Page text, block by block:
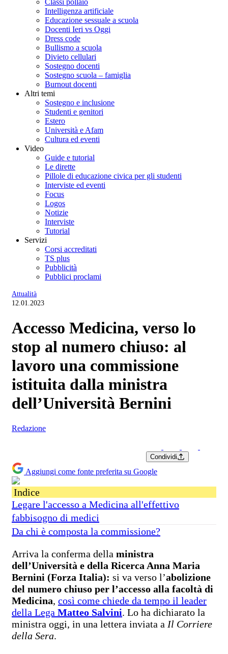
Classi pollaio
Intelligenza artificiale
Educazione sessuale a scuola
Docenti Ieri vs Oggi
Dress code
Bullismo a scuola
Divieto cellulari
Sostegno docenti
Sostegno scuola – famiglia
Burnout docenti
Altri temi
Sostegno e inclusione
Studenti e genitori
Estero
Università e Afam
Cultura ed eventi
Video
Guide e tutorial
Le dirette
Pillole di educazione civica per gli studenti
Interviste ed eventi
Focus
Logos
Notizie
Interviste
Tutorial
Servizi
Corsi accreditati
TS plus
Pubblicità
Pubblici proclami
Attualità
12.01.2023
Accesso Medicina, verso lo
stop al numero chiuso: al
lavoro una commissione
istituita dalla ministra
dell’Università Bernini
Redazione
Condividi
Aggiungi come fonte preferita su Google
Indice
Legare l'accesso a Medicina all'effettivo
fabbisogno di medici
Da chi è composta la commissione?
Arriva la conferma della ministra
dell’Università e della Ricerca Anna Maria
Bernini (Forza Italia): si va verso l’abolizione
del numero chiuso per l’accesso alla facoltà di
Medicina, così come chiede da tempo il leader
della Lega Matteo Salvini. Lo ha dichiarato la
ministra oggi, in una lettera inviata a Il Corriere
della Sera.